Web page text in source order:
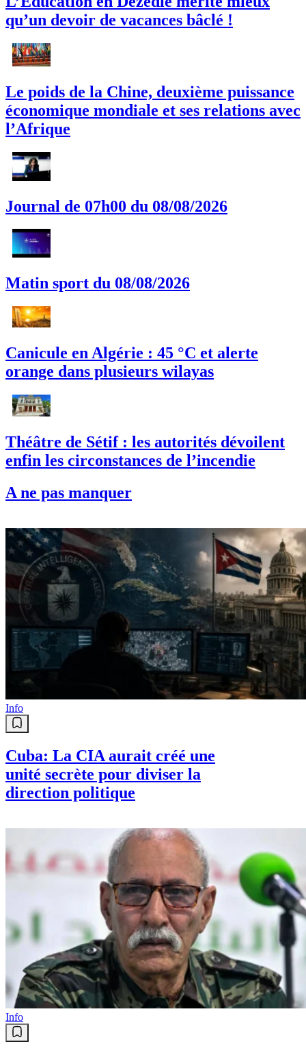
qu’un devoir de vacances bâclé !
Le poids de la Chine, deuxième puissance
économique mondiale et ses relations avec
l’Afrique
Journal de 07h00 du 08/08/2026
Matin sport du 08/08/2026
Canicule en Algérie : 45 °C et alerte
orange dans plusieurs wilayas
Théâtre de Sétif : les autorités dévoilent
enfin les circonstances de l’incendie
A ne pas manquer
Info
Cuba: La CIA aurait créé une
unité secrète pour diviser la
direction politique
Info